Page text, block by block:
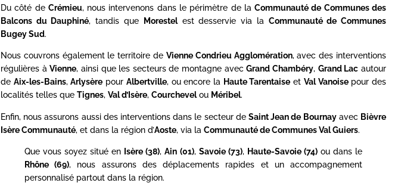
Du côté de Crémieu, nous intervenons dans le périmètre de laCommunauté de Communes des
Balcons du Dauphiné, tandis que Morestelest desservie via la Communauté de Communes
Bugey Sud.
Nous couvrons également le territoire de Vienne Condrieu Agglomération, avec des interventions
régulières àVienne, ainsi que les secteurs de montagne avecGrand Chambéry, Grand Lac autour
de Aix-les-Bains,Arlysère pour Albertville, ou encore la Haute Tarentaise et Val Vanoisepour des
localités telles que Tignes, Val d’Isère, Courchevelou Méribel.
Enfin, nous assurons aussi des interventions dans le secteur de Saint Jean de Bournayavec Bièvre
Isère Communauté, et dans la région d’Aoste, via la Communauté de Communes Val Guiers.
Que vous soyez situé en Isère (38),Ain (01), Savoie (73), Haute-Savoie (74)ou dans le
Rhône (69), nous assurons des déplacements rapides et un accompagnement
personnalisé partout dans la région.